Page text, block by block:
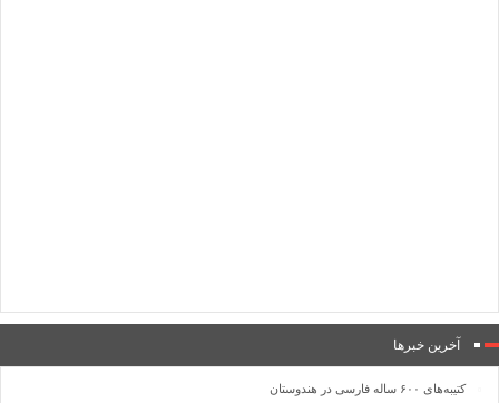
آخرین خبرها
کتیبه‌های ۶۰۰ ساله فارسی در هندوستان